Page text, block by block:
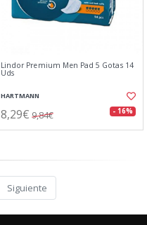
Lindor Premium Men Pad 5 Gotas 14
Uds
HARTMANN
8,29€ 9,84€ - 16%
Siguiente